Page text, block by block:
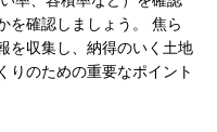
を確認しましょう。 焦ら
を収集し、納得のいく土地
りのための重要なポイント